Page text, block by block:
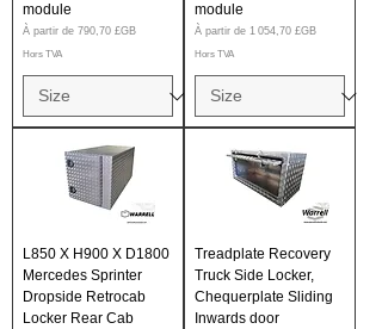
module
À partir de 790,70 £GB
Prix promotionnel
Hors TVA
module
À partir de 1 054,70 £GB
Prix promotionnel
Hors TVA
L850 X H900 X D1800
Mercedes Sprinter
Dropside Retrocab
Locker Rear Cab
Treadplate Recovery
Truck Side Locker,
Chequerplate Sliding
Inwards door